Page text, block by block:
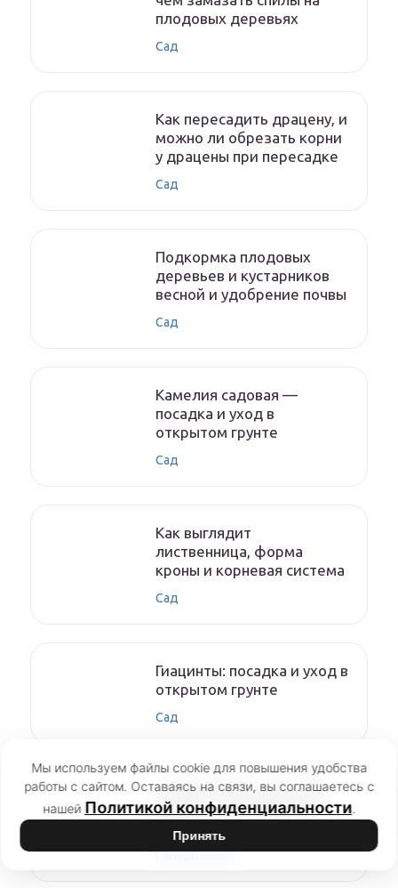
плодовых деревьях
Сад
Как пересадить драцену, и
можно ли обрезать корни
у драцены при пересадке
Сад
Подкормка плодовых
деревьев и кустарников
весной и удобрение почвы
Сад
Камелия садовая —
посадка и уход в
открытом грунте
Сад
Как выглядит
лиственница, форма
кроны и корневая система
Сад
Гиацинты: посадка и уход в
открытом грунте
Сад
Съедобный папоротник
орляк — как выглядит и
где растет
Папоротники
Мы используем файлы cookie для повышения удобства
работы с сайтом. Оставаясь на связи, вы соглашаетесь с
нашей Политикой конфиденциальности.
Принять